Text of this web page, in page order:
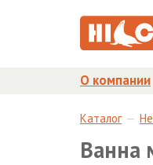
О компании
Каталог
Ванна